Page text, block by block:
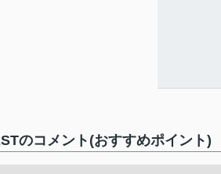
のコメント(おすすめポイント)